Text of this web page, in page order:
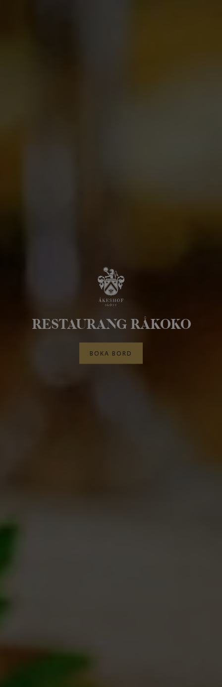
RESTAURANG RÅKOKO
BOKA BORD